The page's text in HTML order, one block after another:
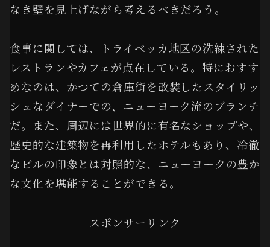
なき壁を見上げながら考えるべきだろう。
食事に関しては、トライベッカ地区の洗練された
レストランやカフェが点在している。特におすす
めなのは、かつての倉庫街を改装したスタイリッ
シュなダイナーでの、ニューヨーク流のブランチ
だ。また、周辺には世界的に有名なショップや、
歴史的な建築物を再利用したホテルもあり、冷徹
なビルの印象とは対照的な、ニューヨークの豊か
な文化を堪能することができる。
スポンサーリンク